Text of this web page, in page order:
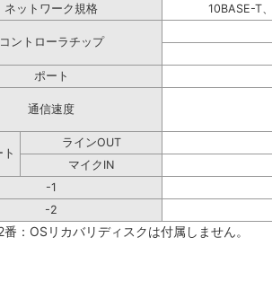
ネットワーク規格 10BASE-T
コントローラチップ
ポート
通信速度
ラインOUT
マイクIN
-1
-2
：OSリカバリディスクは付属しません。